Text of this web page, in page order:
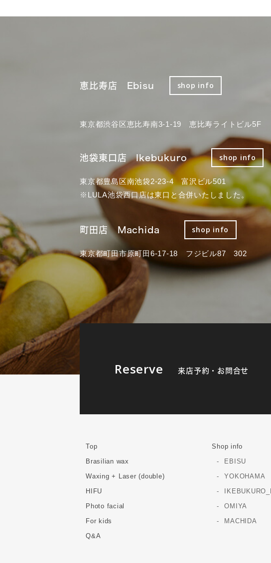
恵比寿店 Ebisu shop info
東京都渋谷区恵比寿南3-1-19 恵比寿ライトビル5F
池袋東口店 Ikebukuro shop info
東京都豊島区南池袋2-23-4 富沢ビル501
※LULA池袋西口店は東口と合併いたしました。
町田店 Machida shop info
東京都町田市原町田6-17-18 フジビル87 302
Reserve 来店予約・お問合せ
Top
Brasilian wax
Waxing + Laser (double)
HIFU
Photo facial
For kids
Q&A
Shop info
EBISU
YOKOHAMA
OMIYA
MACHIDA